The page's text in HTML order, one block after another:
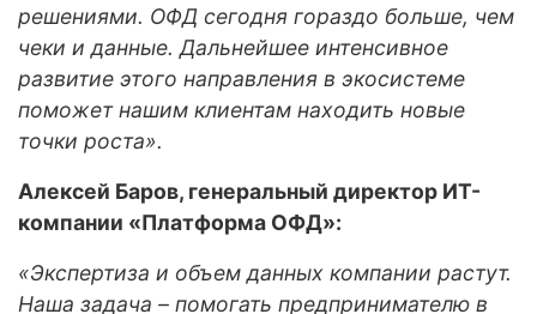
решениями. ОФД сегодня гораздо больше, чем
чеки и данные. Дальнейшее интенсивное
развитие этого направления в экосистеме
поможет нашим клиентам находить новые
точки роста».
Алексей Баров, генеральный директор ИТ-
компании «Платформа ОФД»:
«Экспертиза и объем данных компании растут.
Наша задача – помогать предпринимателю в